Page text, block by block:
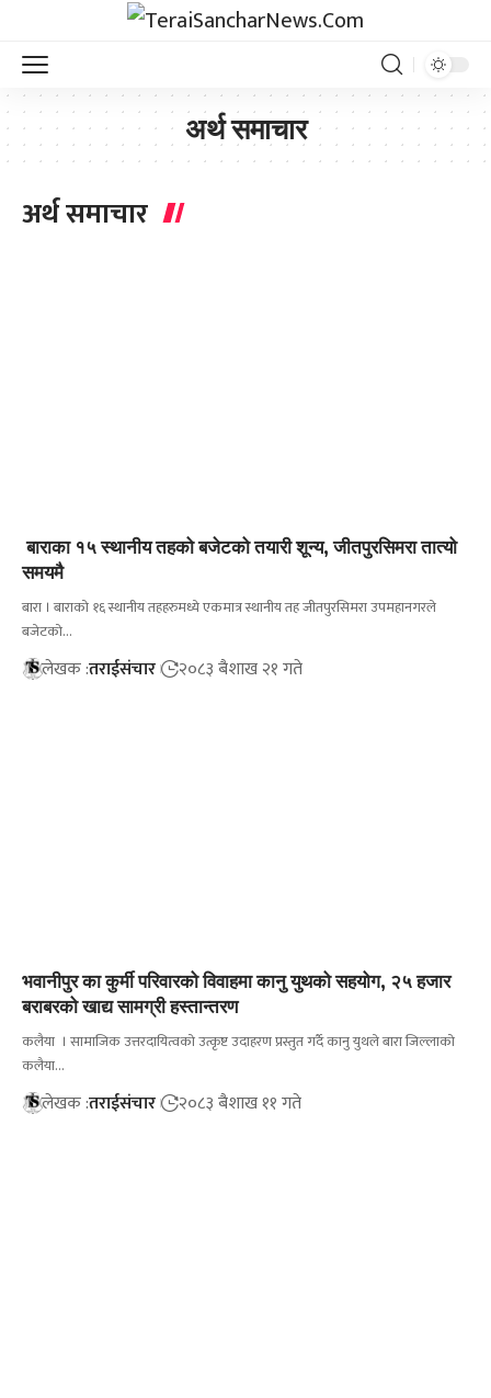
अर्थ समाचार
अर्थ समाचार
बाराका १५ स्थानीय तहको बजेटको तयारी शून्य, जीतपुरसिमरा तात्यो
समयमै
बारा । बाराको १६ स्थानीय तहहरुमध्ये एकमात्र स्थानीय तह जीतपुरसिमरा उपमहानगरले
बजेटको…
लेखक :तराईसंचार २०८३ बैशाख २१ गते
भवानीपुर का कुर्मी परिवारको विवाहमा कानु युथको सहयोग, २५ हजार
बराबरको खाद्य सामग्री हस्तान्तरण
कलैया । सामाजिक उत्तरदायित्वको उत्कृष्ट उदाहरण प्रस्तुत गर्दै कानु युथले बारा जिल्लाको
कलैया…
लेखक :तराईसंचार २०८३ बैशाख ११ गते